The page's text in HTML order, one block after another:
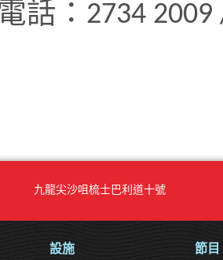
話：2734 2009
九龍尖沙咀梳士巴利道十號
設施 節目